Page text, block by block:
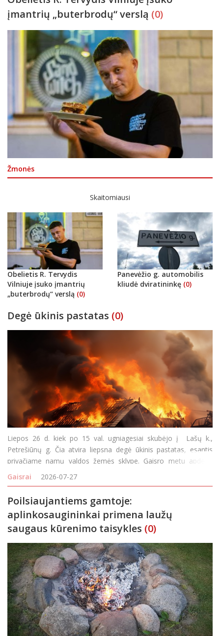
įmantrių „buterbrodų“ verslą (0)
Žmonės
Skaitomiausi
Obelietis R. Tervydis
Vilniuje įsuko įmantrių
„buterbrodų“ verslą (0)
Panevėžio g. automobilis
kliudė dviratininkę (0)
Degė ūkinis pastatas (0)
Liepos 26 d. kiek po 15 val. ugniagesiai skubėjo į Lašų k.,
Petrešiūnų g. Čia atvira liepsna degė ūkinis pastatas, esantis
privačiame namų valdos žemės sklype. Gaisro metu apdegė
betoninės perdangos, sulieti namų apyvokos daiktai ir patalpos.
Gaisrai 2026-07-27
Poilsiaujantiems gamtoje:
aplinkosaugininkai primena laužų
saugaus kūrenimo taisykles (0)